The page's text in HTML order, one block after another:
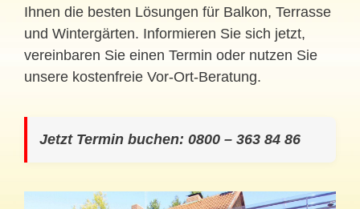
Ihnen die besten Lösungen für Balkon, Terrasse
und Wintergärten. Informieren Sie sich jetzt,
vereinbaren Sie einen Termin oder nutzen Sie
unsere kostenfreie Vor-Ort-Beratung.
Jetzt Termin buchen: 0800 – 363 84 86